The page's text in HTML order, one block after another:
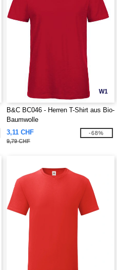
W1
B&C BC046 - Herren T-Shirt aus Bio-
Baumwolle
3,11 CHF
9,79 CHF
-68%